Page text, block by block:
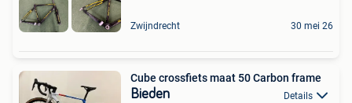
Zwijndrecht 30 mei 26
Cube crossfiets maat 50 Carbon frame
Bieden Details